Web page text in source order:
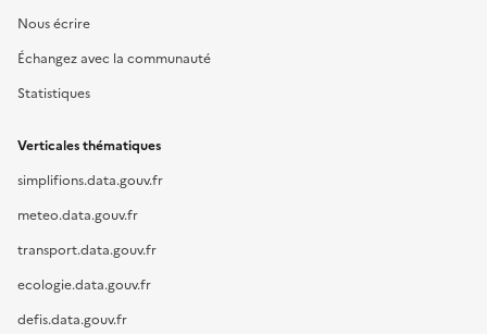
Nous écrire
Échangez avec la communauté
Statistiques
Verticales thématiques
simplifions.data.gouv.fr
meteo.data.gouv.fr
transport.data.gouv.fr
ecologie.data.gouv.fr
defis.data.gouv.fr